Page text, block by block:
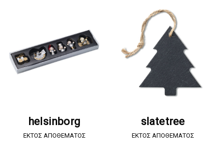
helsinborg
EKTOΣ ΑΠΟΘΕΜΑΤΟΣ
slatetree
EKTOΣ ΑΠΟΘΕΜΑΤΟΣ